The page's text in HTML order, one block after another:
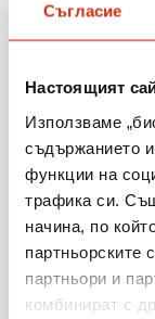
Съгласие
Настоящият
Използваме
съдържанието
функции на
трафика си.
начина, по
партньорските
партньори и
комбинират с
10.08.2026
Вдъхнахме
– Емине
Виж